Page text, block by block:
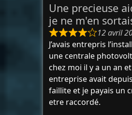
Une precieuse
je ne m'en
12 avril
J’avais entrepris
une centrale
chez moi il y a un an
entreprise avait
faillite et je payais un
etre raccordé.